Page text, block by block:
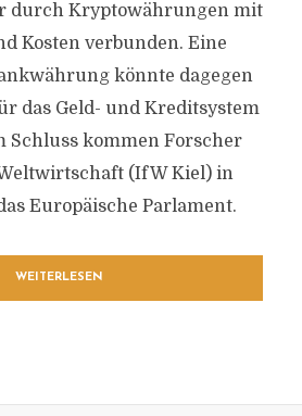
durch Kryptowährungen mit
Kosten verbunden. Eine
könnte dagegen
das Geld- und Kreditsystem
Schluss kommen Forscher
(IfW Kiel) in
Europäische Parlament.
WEITERLESEN